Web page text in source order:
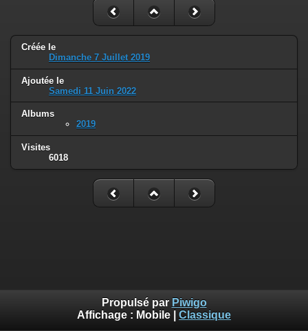
Créée le
Dimanche 7 Juillet 2019
Ajoutée le
Samedi 11 Juin 2022
Albums
2019
Visites
6018
Propulsé par Piwigo
Affichage : Mobile Classique